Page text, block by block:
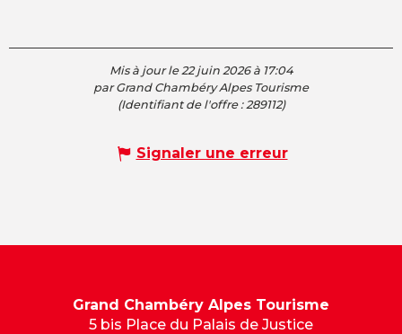
Mis à jour le 22 juin 2026 à 17:04
par Grand Chambéry Alpes Tourisme
(Identifiant de l'offre : 289112)
Signaler une erreur
Grand Chambéry Alpes Tourisme
5 bis Place du Palais de Justice